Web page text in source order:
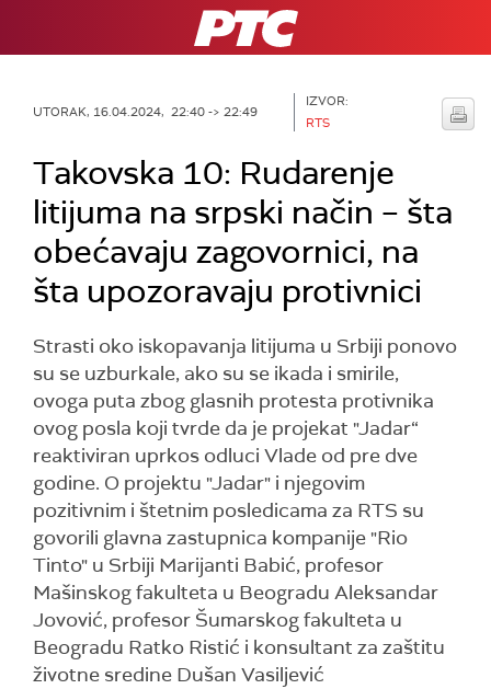
RTS
UTORAK, 16.04.2024, 22:40 -> 22:49
IZVOR:
RTS
Takovska 10: Rudarenje
litijuma na srpski način – šta
obećavaju zagovornici, na
šta upozoravaju protivnici
Strasti oko iskopavanja litijuma u Srbiji ponovo
su se uzburkale, ako su se ikada i smirile,
ovoga puta zbog glasnih protesta protivnika
ovog posla koji tvrde da je projekat "Jadar“
reaktiviran uprkos odluci Vlade od pre dve
godine. O projektu "Jadar" i njegovim
pozitivnim i štetnim posledicama za RTS su
govorili glavna zastupnica kompanije "Rio
Tinto" u Srbiji Marijanti Babić, profesor
Mašinskog fakulteta u Beogradu Aleksandar
Jovović, profesor Šumarskog fakulteta u
Beogradu Ratko Ristić i konsultant za zaštitu
životne sredine Dušan Vasiljević